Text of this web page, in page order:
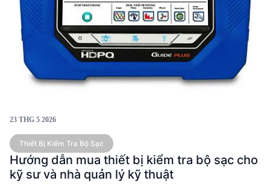
23 THG 5 2026
Thiết Bị Kiểm Tra Bộ Sạc
Hướng dẫn mua thiết bị kiểm tra bộ sạc cho
kỹ sư và nhà quản lý kỹ thuật